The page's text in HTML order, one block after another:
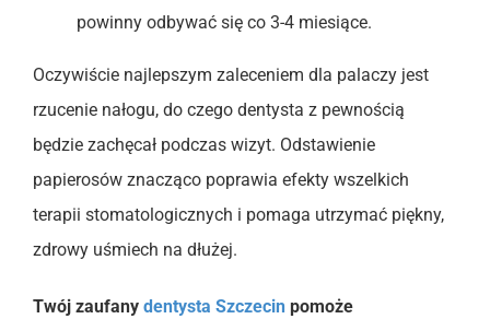
powinny odbywać się co 3-4 miesiące.
Oczywiście najlepszym zaleceniem dla palaczy jest
rzucenie nałogu, do czego dentysta z pewnością
będzie zachęcał podczas wizyt. Odstawienie
papierosów znacząco poprawia efekty wszelkich
terapii stomatologicznych i pomaga utrzymać piękny,
zdrowy uśmiech na dłużej.
Twój zaufany dentysta Szczecinpomoże